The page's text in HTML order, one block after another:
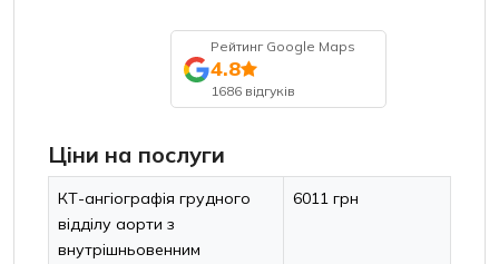
Рейтинг Google Maps
4.8
1686 відгуків
Ціни на послуги
КТ-ангіографія грудного
відділу аорти з
внутрішньовенним
6011 грн